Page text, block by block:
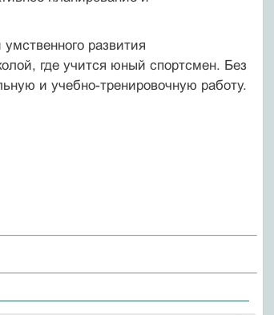
развития
где учится юный спортсмен. Без
и учебно-тренировочную работу.